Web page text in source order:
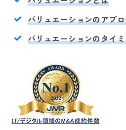
バリュエーションのアプ
バリュエーションのタイ